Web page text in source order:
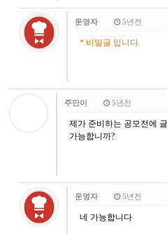
운영자 5년전
* 비밀글 입니다.
주만이 5년전
제가 준비하는 공모전에
가능합니까?
운영자 5년전
네 가능합니다